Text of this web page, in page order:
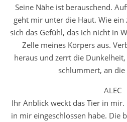
Seine Nähe ist berauschend.
geht mir unter die Haut. Wie ein
sich das Gefühl, das ich nicht in
Zelle meines Körpers aus.
heraus und zerrt die
schlummert, an die
ALEC
Ihr Anblick weckt das Tier in
in mir eingeschlossen habe. Die